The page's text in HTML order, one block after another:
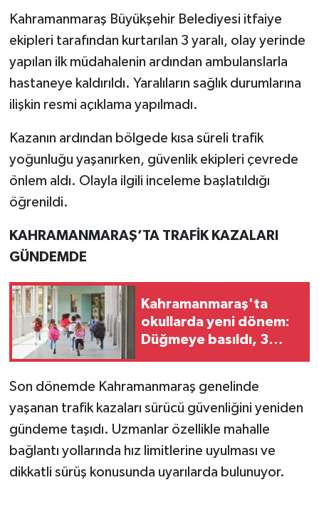
Kahramanmaraş Büyükşehir Belediyesi itfaiye
ekipleri tarafından kurtarılan 3 yaralı, olay yerinde
yapılan ilk müdahalenin ardından ambulanslarla
hastaneye kaldırıldı. Yaralıların sağlık durumlarına
ilişkin resmi açıklama yapılmadı.
Kazanın ardından bölgede kısa süreli trafik
yoğunluğu yaşanırken, güvenlik ekipleri çevrede
önlem aldı. Olayla ilgili inceleme başlatıldığı
öğrenildi.
KAHRAMANMARAŞ’TA TRAFİK KAZALARI
GÜNDEMDE
Kahramanmaraş'ta
okullarda yeni dönem:
Düğmeye basıldı, 3
Son dönemde Kahramanmaraş genelinde
yaşanan trafik kazaları sürücü güvenliğini yeniden
gündeme taşıdı. Uzmanlar özellikle mahalle
bağlantı yollarında hız limitlerine uyulması ve
dikkatli sürüş konusunda uyarılarda bulunuyor.